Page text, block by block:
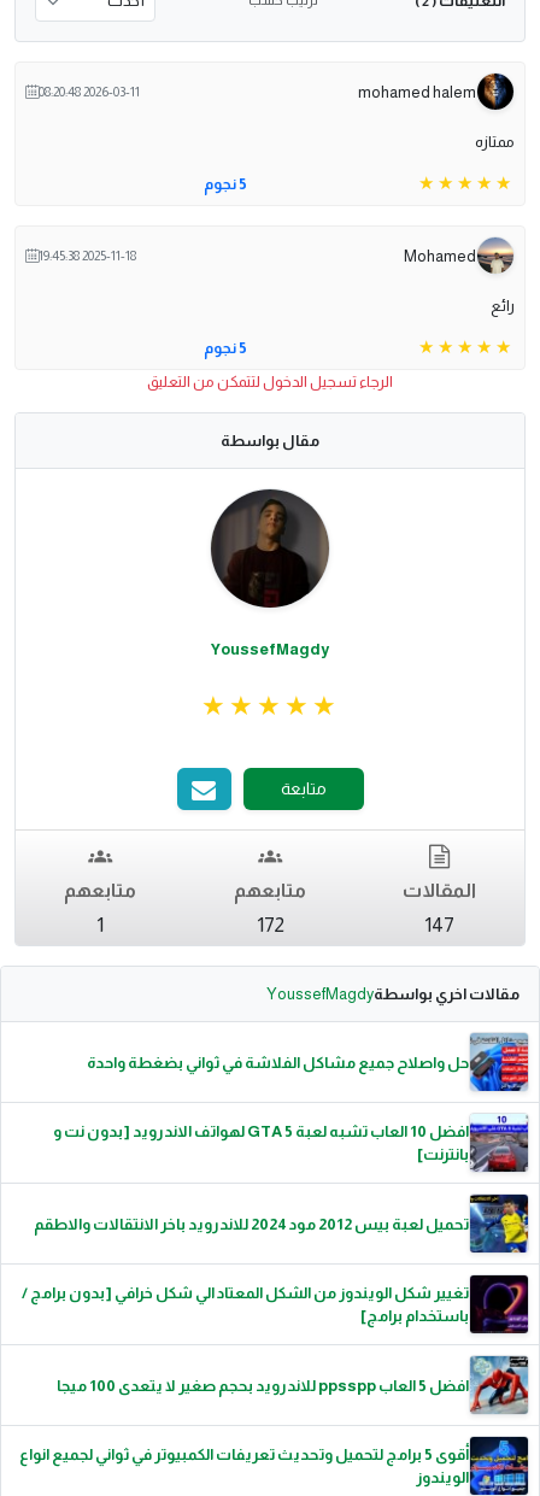
mohamed halem
2026-03-11 08:20:48
ممتازه
5 نجوم
Mohamed
2025-11-18 19:45:38
رائع
5 نجوم
الرجاء تسجيل الدخول لتتمكن من التعليق
مقال بواسطة
YoussefMagdy
متابعة
المقالات
147
متابعهم
172
متابعهم
1
مقالات اخري بواسطةYoussefMagdy
حل واصلاح جميع مشاكل الفلاشة في ثواني بضغطة واحدة
افضل 10 العاب تشبه لعبة GTA 5 لهواتف الاندرويد [بدون نت و
بانترنت]
تحميل لعبة بيس 2012 مود 2024 للاندرويد باخر الانتقالات والاطقم
تغيير شكل الويندوز من الشكل المعتاد الي شكل خرافي [بدون برامج /
باستخدام برامج]
افضل 5 العاب ppsspp للاندرويد بحجم صغير لا يتعدى 100 ميجا
أقوى 5 برامج لتحميل وتحديث تعريفات الكمبيوتر في ثواني لجميع انواع
الويندوز